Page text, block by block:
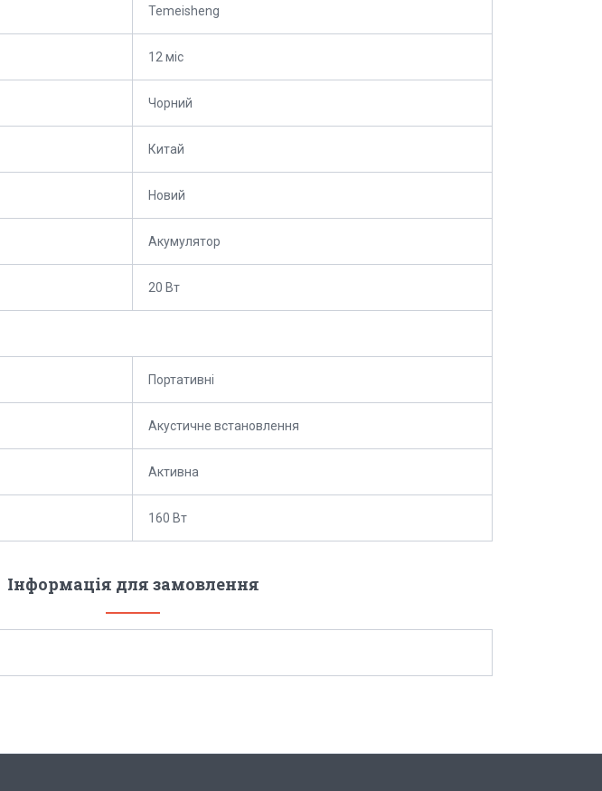
Temeisheng
12 міс
Чорний
Китай
Новий
Акумулятор
20 Вт
Портативні
Акустичне встановлення
Активна
160 Вт
Інформація для замовлення